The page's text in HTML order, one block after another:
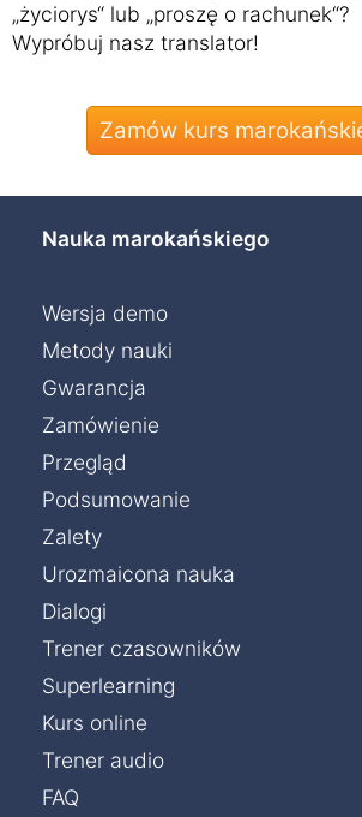
„życiorys“ lub „proszę o rachunek“?
Wypróbuj nasz translator!
Zamów kurs
Nauka marokańskiego
Wersja demo
Metody nauki
Gwarancja
Zamówienie
Przegląd
Podsumowanie
Zalety
Urozmaicona nauka
Dialogi
Trener czasowników
Superlearning
Kurs online
Trener audio
FAQ